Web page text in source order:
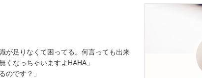
が足りなくて困ってる。何言っても出来
なっちゃいますよHAHA」
のです？」